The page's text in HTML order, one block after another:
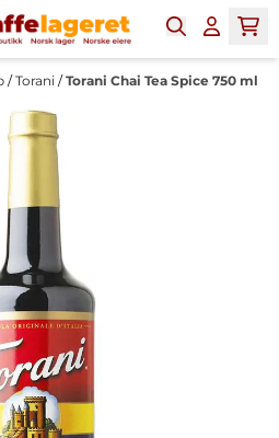
/Torani /Torani Chai Tea Spice 750 ml